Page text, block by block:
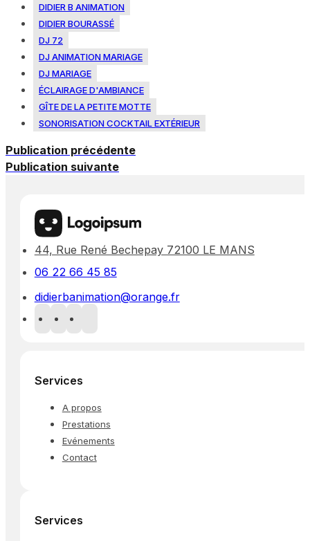
DIDIER B ANIMATION
DIDIER BOURASSÉ
DJ 72
DJ ANIMATION MARIAGE
DJ MARIAGE
ÉCLAIRAGE D'AMBIANCE
GÎTE DE LA PETITE MOTTE
SONORISATION COCKTAIL EXTÉRIEUR
Publication précédente
Publication suivante
44, Rue René Bechepay 72100 LE MANS
06 22 66 45 85
didierbanimation@orange.fr
Services
A propos
Prestations
Evénements
Contact
Services